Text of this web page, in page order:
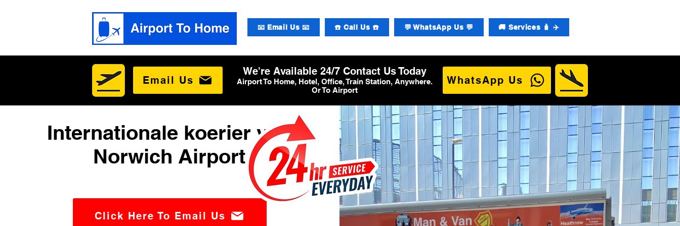
📧 Email Us 📧 ☎️ Call Us ☎️ 💬 WhatsApp Us 💬 🚚 Services 🧳 ✈️
Email Us
We're Available 24/7 Contact Us Today
Airport To Home, Hotel, Office, Train Station, Anywhere.
Or To Airport
WhatsApp Us
Internationale koerier van
Norwich Airport
Click Here To Email Us